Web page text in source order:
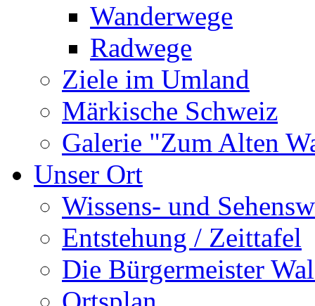
Wanderwege
Radwege
Ziele im Umland
Märkische Schweiz
Galerie "Zum Alten
Unser Ort
Wissens- und
Entstehung / Zeittafel
Die Bürgermeister